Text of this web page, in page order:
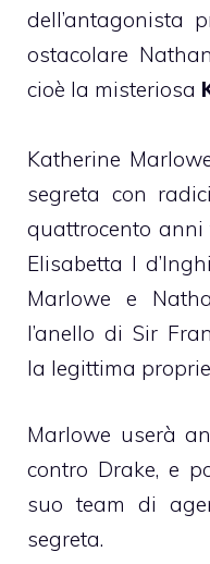
dell’antagonista
ostacolare
cioè la misteriosa
Katherine
segreta con
quattrocento
Elisabetta I
Marlowe e
l’anello di Sir
la legittima
Marlowe userà
contro Drake, e
suo team di
segreta.